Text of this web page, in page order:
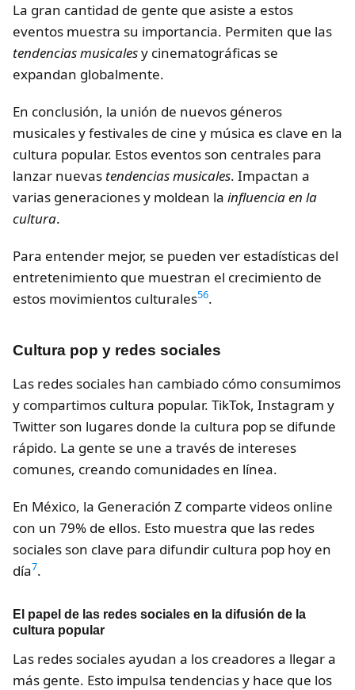
La gran cantidad de gente que asiste a estos
eventos muestra su importancia. Permiten que las
tendencias musicalesy cinematográficas se
expandan globalmente.
En conclusión, la unión de nuevos géneros
musicales y festivales de cine y música es clave en la
cultura popular. Estos eventos son centrales para
lanzar nuevas tendencias musicales. Impactan a
varias generaciones y moldean la influencia en la
cultura.
Para entender mejor, se pueden ver estadísticas del
entretenimiento que muestran el crecimiento de
estos movimientos culturales56.
Cultura pop y redes sociales
Las redes sociales han cambiado cómo consumimos
y compartimos cultura popular. TikTok, Instagram y
Twitter son lugares donde la cultura pop se difunde
rápido. La gente se une a través de intereses
comunes, creando comunidades en línea.
En México, la Generación Z comparte videos online
con un 79% de ellos. Esto muestra que las redes
sociales son clave para difundir cultura pop hoy en
día7.
El papel de las redes sociales en la difusión de la
cultura popular
Las redes sociales ayudan a los creadores a llegar a
más gente. Esto impulsa tendencias y hace que los